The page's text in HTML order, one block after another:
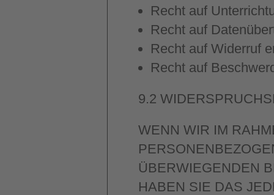
Recht auf
Recht auf
Recht auf Widerruf
Recht auf
9.2
WENN WIR IM
ÜBERWIEGENDEN
HABEN SIE DAS